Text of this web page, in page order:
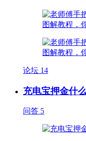
论坛 14
充电宝押金什
问答 5